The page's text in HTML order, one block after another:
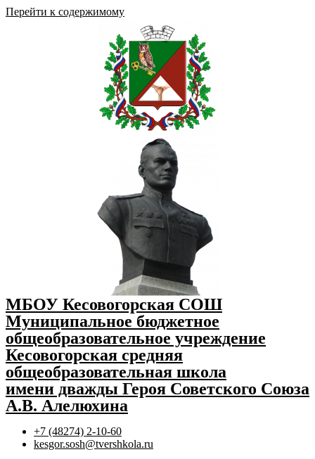
Перейти к содержимому
МБОУ Кесовогорская СОШ
Муниципальное бюджетное
общеобразовательное учреждение
Кесовогорская средняя
общеобразовательная школа
имени дважды Героя Советского Союза
А.В. Алелюхина
+7 (48274) 2-10-60
kesgor.sosh@tvershkola.ru